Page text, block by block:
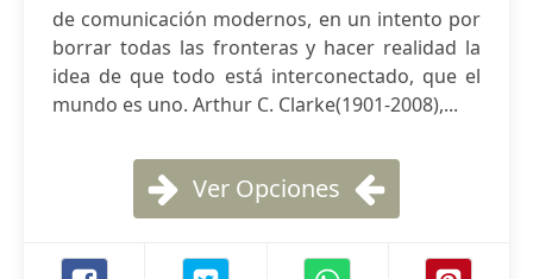
de comunicación modernos, en un intento por
borrar todas las fronteras y hacer realidad la
idea de que todo está interconectado, que el
mundo es uno. Arthur C. Clarke(1901-2008),...
Ver Opciones